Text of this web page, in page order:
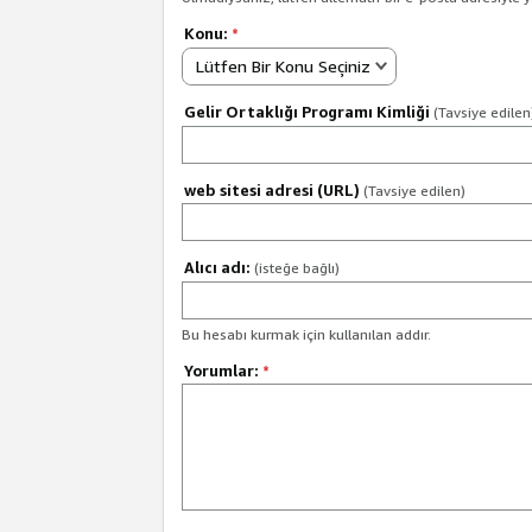
Konu: *
Lütfen Bir Konu Seçiniz
Gelir Ortaklığı Programı Kimliği (Tavsiye
web sitesi adresi (URL) (Tavsiye edilen)
Alıcı adı: (isteğe bağlı)
Bu hesabı kurmak için kullanılan addır.
Yorumlar: *